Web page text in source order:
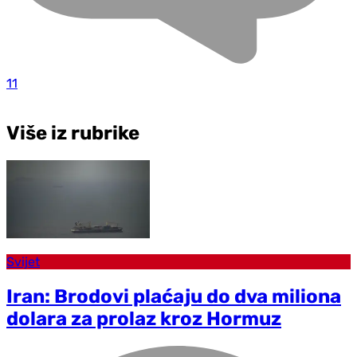
11
Više iz rubrike
Svijet
Iran: Brodovi plaćaju do dva miliona
dolara za prolaz kroz Hormuz